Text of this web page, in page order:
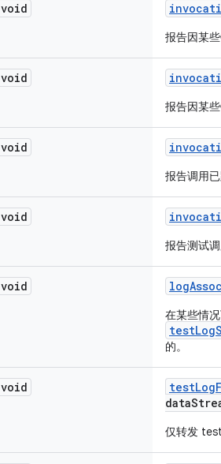
void
报告因某
void
报告因某
void
报告调用
void
报告测试调
void log
在某些情
的。
void testLog
data
仅转发